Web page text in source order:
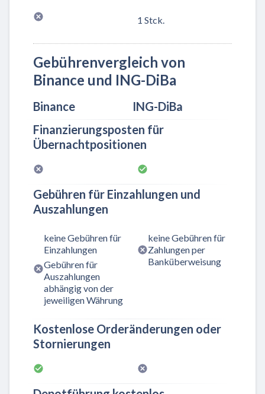
1 Stck.
Gebührenvergleich von
Binance und ING-DiBa
Binance
ING-DiBa
Finanzierungsposten für
Übernachtpositionen
Gebühren für Einzahlungen und
Auszahlungen
keine Gebühren für
Einzahlungen
Gebühren für
Auszahlungen
abhängig von der
jeweiligen Währung
keine Gebühren für
Zahlungen per
Banküberweisung
Kostenlose Orderänderungen oder
Stornierungen